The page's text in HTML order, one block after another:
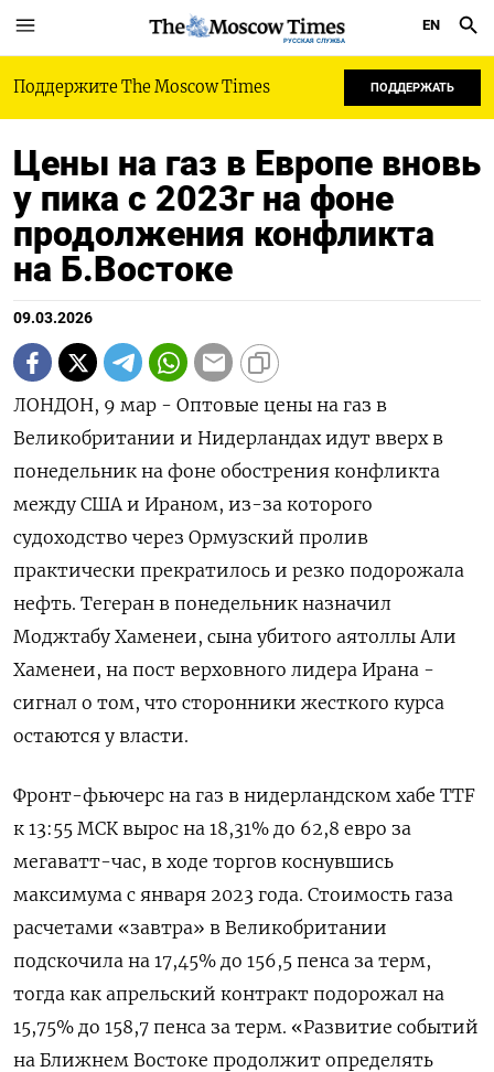
РУССКАЯ СЛУЖБА
EN
Поддержите The Moscow Times ПОДДЕРЖАТЬ
Цены на газ в Европе вновь
у пика с 2023г на фоне
продолжения конфликта
на Б.Востоке
09.03.2026
ЛОНДОН, 9 мар - Оптовые цены на газ в
Великобритании и Нидерландах идут вверх в
понедельник на фоне обострения конфликта
между США ‌и Ираном, из-за которого
судоходство через Ормузский пролив
практически прекратилось и резко подорожала
нефть. Тегеран в понедельник назначил
Моджтабу Хаменеи, сына ​убитого аятоллы Али
Хаменеи, ​на пост ​верховного лидера ⁠Ирана -
сигнал о том, что сторонники жесткого ‌курса
остаются у власти.
Фронт-фьючерс ‌на газ в нидерландском хабе TTF
к 13:55 МСК вырос на ​18,31% до 62,8 евро за
мегаватт-час, в ‌ходе торгов коснувшись
максимума с января 2023 года. Стоимость ​газа
расчетами «завтра» в Великобритании
подскочила на 17,45% до 156,5 ‌пенса за терм,
тогда как апрельский контракт подорожал на
15,75% до 158,7 пенса за терм. «Развитие событий
на ​Ближнем Востоке продолжит ​определять